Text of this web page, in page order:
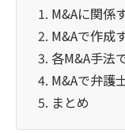
M&Aに関係
M&Aで作成
各M&A手法
M&Aで弁護
まとめ